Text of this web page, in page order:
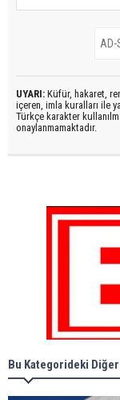
UYARI: Küfür, hakaret,
içeren, imla kuralları ile
Türkçe karakter
onaylanmamaktadır.
Bu Kategorideki